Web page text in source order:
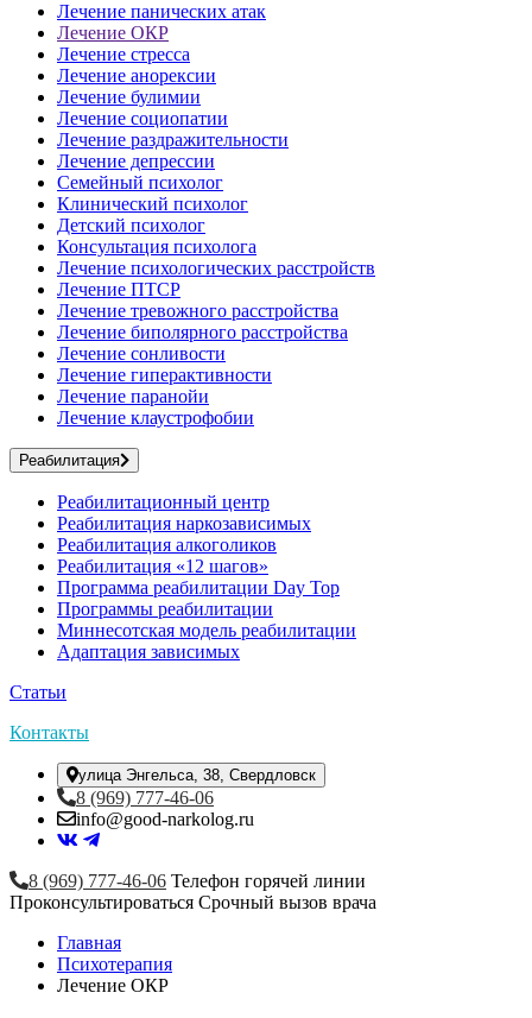
Лечение панических атак
Лечение ОКР
Лечение стресса
Лечение анорексии
Лечение булимии
Лечение социопатии
Лечение раздражительности
Лечение депрессии
Семейный психолог
Клинический психолог
Детский психолог
Консультация психолога
Лечение психологических расстройств
Лечение ПТСР
Лечение тревожного расстройства
Лечение биполярного расстройства
Лечение сонливости
Лечение гиперактивности
Лечение паранойи
Лечение клаустрофобии
Реабилитация
Реабилитационный центр
Реабилитация наркозависимых
Реабилитация алкоголиков
Реабилитация «12 шагов»
Программа реабилитации Day Top
Программы реабилитации
Миннесотская модель реабилитации
Адаптация зависимых
Статьи
Контакты
улица Энгельса, 38, Свердловск
8 (969) 777-46-06
info@good-narkolog.ru
8 (969) 777-46-06 Телефон горячей линии
Проконсультироваться Срочный вызов врача
Главная
Психотерапия
Лечение ОКР